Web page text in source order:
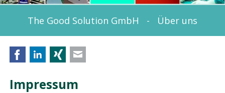
The Good Solution GmbH - Über uns
FacebookLinkedIn Xing
Impressum